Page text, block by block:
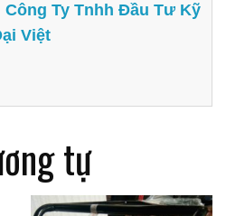
Công Ty Tnhh Đầu Tư Kỹ
Việt
tự